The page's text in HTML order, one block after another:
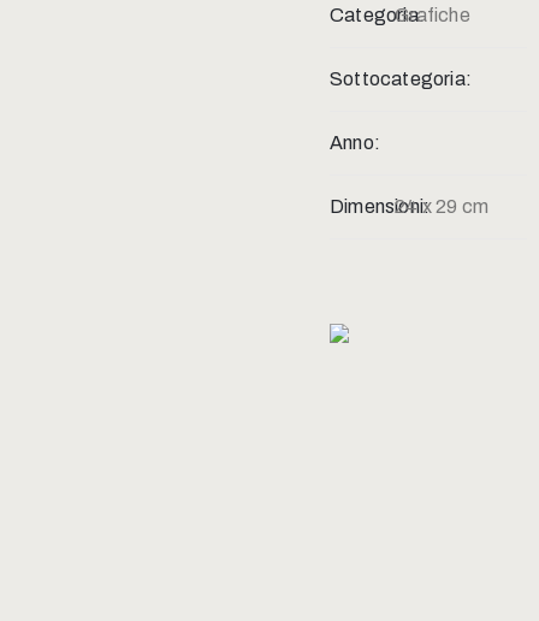
Categoria:Grafiche
Sottocategoria:
Anno:
Dimensioni:24 x 29 cm